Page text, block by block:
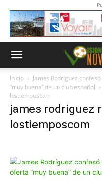
Inicio
James Rodríguez
“muy buena” de un club español
lostiemposcom
james rodriguez
lostiemposcom
Whatsapp